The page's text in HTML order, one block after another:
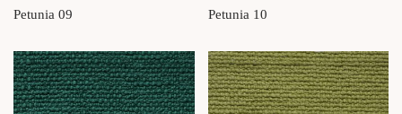
Petunia 09 Petunia 10